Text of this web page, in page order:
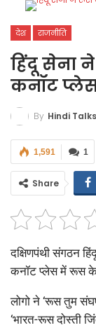
देश राजनीति
हिंदू सेना
कनॉट
By Hindi Talks
1
1,591
Share
दक्षिणपंथी संगठन
कनॉट प्लेस में रूस के
लोगो ने ‘रूस तुम
‘भारत-रूस दोस्ती